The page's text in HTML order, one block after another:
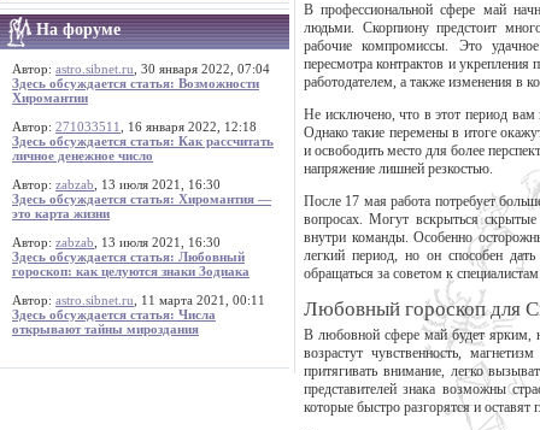
На форуме
Автор: astro.sibnet.ru , 30 января 2022, 07:04
Здесь обсуждается статья: Возможности
Хиромантии
Автор: 271033511
, 16 января 2022, 12:18
Здесь обсуждается статья: Как рассчитать
личное денежное число
Автор: zabzab , 13 июля 2021, 16:30
Здесь обсуждается статья: Хиромантия —
это карта жизни
Автор: zabzab , 13 июля 2021, 16:30
Здесь обсуждается статья: Любовный
гороскоп: как целуются знаки Зодиака
Автор: astro.sibnet.ru , 11 марта 2021, 00:11
Здесь обсуждается статья: Числа
открывают тайны мироздания
В профессиональной сфере май
людьми. Скорпиону предстоит
рабочие компромиссы. Это
пересмотра контрактов и
работодателем, а также изменения в
Не исключено, что в этот период вам
Однако такие перемены в итоге
и освободить место для более
напряжение лишней резкостью.
После 17 мая работа потребует
вопросах. Могут вскрыться
внутри команды. Особенно
легкий период, но он способен
обращаться за советом к
Любовный гороскоп для
В любовной сфере май будет ярким,
возрастут чувственность,
притягивать внимание, легко
представителей знака возможны
которые быстро разгорятся и оставят